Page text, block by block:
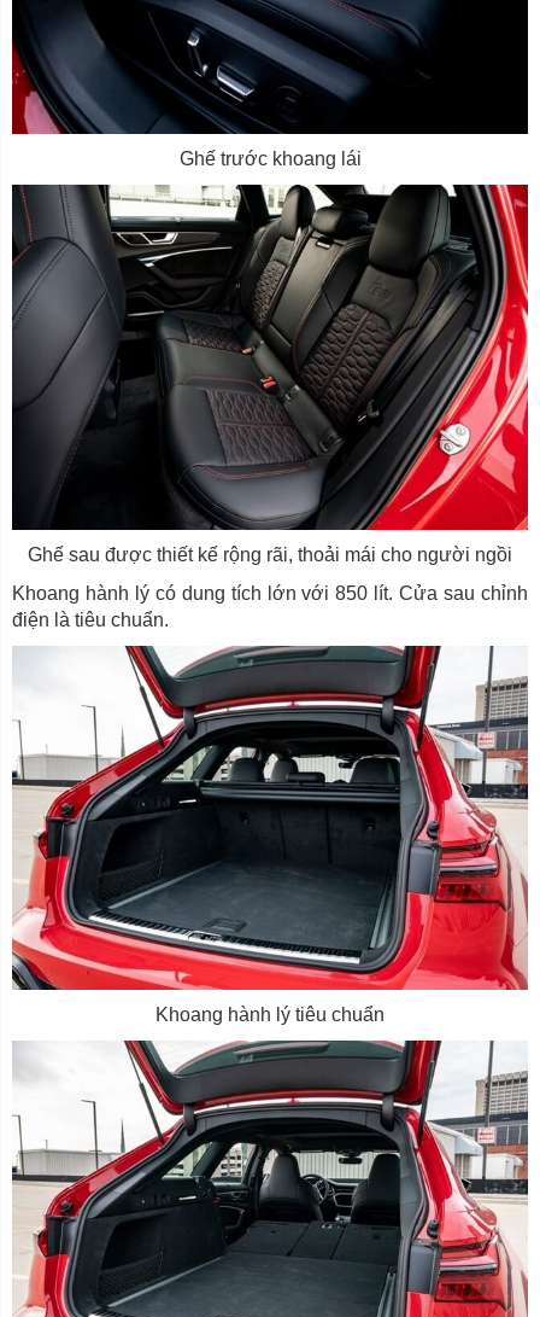
Ghế trước khoang lái
Ghế sau được thiết kế rộng rãi, thoải mái cho người ngồi
Khoang hành lý có dung tích lớn với 850 lít. Cửa sau chỉnh
điện là tiêu chuẩn.
Khoang hành lý tiêu chuẩn